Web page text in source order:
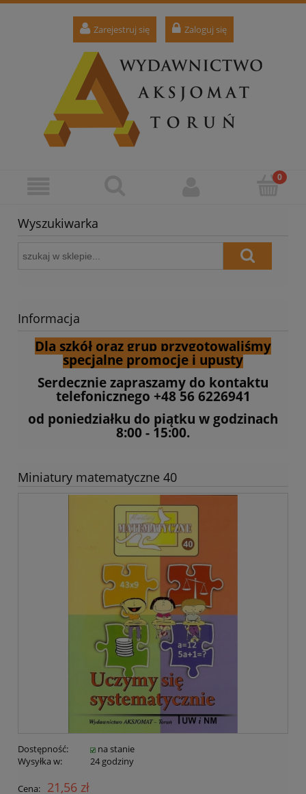
Zarejestruj się Zaloguj się
Wyszukiwarka
Informacja
Dla szkół oraz grup przygotowaliśmy
specjalne promocje i upusty
Serdecznie zapraszamy do kontaktu
telefonicznego +48 56 6226941
od poniedziałku do piątku w godzinach
8:00 - 15:00.
Miniatury matematyczne 40
Dostępność:
na stanie
Wysyłka w:
24 godziny
Cena: 21,56 zł